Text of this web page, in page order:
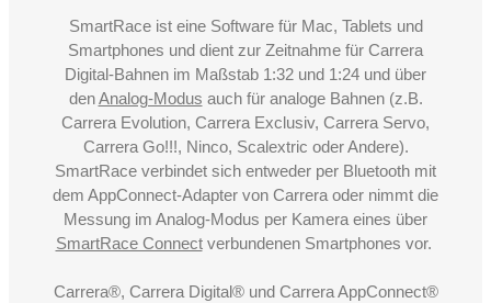
SmartRace ist eine Software für Mac, Tablets und
Smartphones und dient zur Zeitnahme für Carrera
Digital-Bahnen im Maßstab 1:32 und 1:24 und über
denAnalog-Modus auch für analoge Bahnen (z.B.
Carrera Evolution, Carrera Exclusiv, Carrera Servo,
Carrera Go!!!, Ninco, Scalextric oder Andere).
SmartRace verbindet sich entweder per Bluetooth mit
dem AppConnect-Adapter von Carrera oder nimmt die
Messung im Analog-Modus per Kamera eines über
SmartRace Connectverbundenen Smartphones vor.
Carrera®, Carrera Digital® und Carrera AppConnect®